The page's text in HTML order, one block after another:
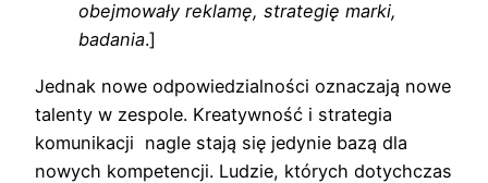
obejmowały reklamę, strategię marki,
badania.]
Jednak nowe odpowiedzialności oznaczają nowe
talenty w zespole. Kreatywność i strategia
komunikacji nagle stają się jedynie bazą dla
nowych kompetencji. Ludzie, których dotychczas